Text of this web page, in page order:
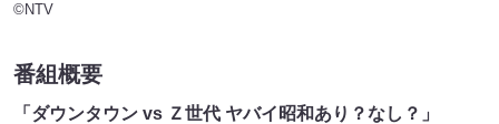
©NTV
番組概要
「ダウンタウン vs Ｚ世代 ヤバイ昭和あり？なし？」